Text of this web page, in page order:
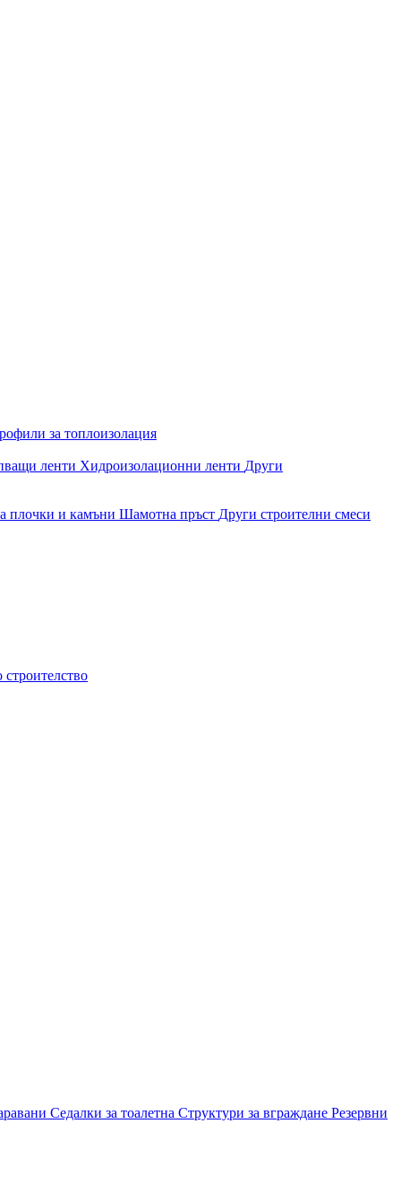
за топлоизолация
ленти Хидроизолационни ленти Други
плочки и камъни Шамотна пръст Други строителни смеси
строителство
Седалки за тоалетна Структури за вграждане Резервни